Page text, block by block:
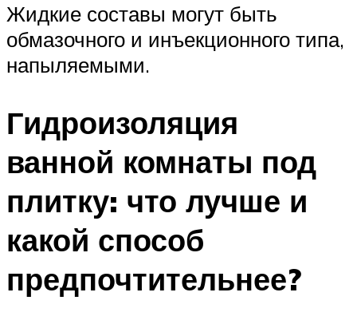
Жидкие составы могут быть
обмазочного и инъекционного типа,
напыляемыми.
Гидроизоляция
ванной комнаты под
плитку: что лучше и
какой способ
предпочтительнее?